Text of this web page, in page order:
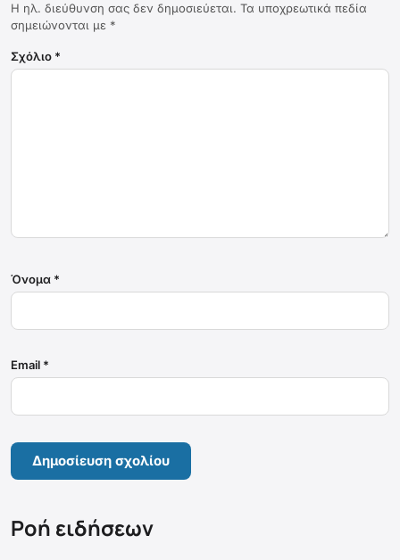
Η ηλ. διεύθυνση σας δεν δημοσιεύεται. Τα υποχρεωτικά πεδία
σημειώνονται με *
Σχόλιο *
Όνομα *
Email *
Ροή ειδήσεων